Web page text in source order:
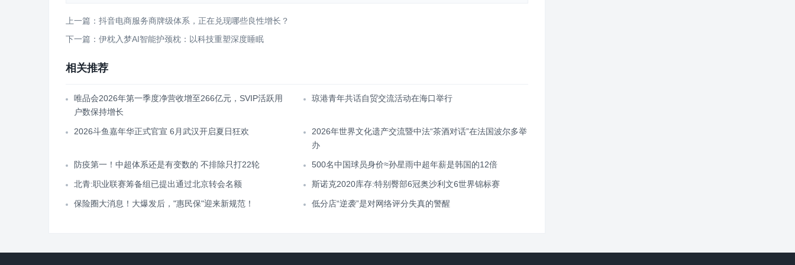
上一篇：抖音电商服务商牌级体系，正在兑现哪些良性增长？
下一篇：伊枕入梦AI智能护颈枕：以科技重塑深度睡眠
相关推荐
唯品会2026年第一季度净营收增至266亿元，SVIP活跃用
户数保持增长
琼港青年共话自贸交流活动在海口举行
2026斗鱼嘉年华正式官宣 6月武汉开启夏日狂欢
2026年世界文化遗产交流暨中法“茶酒对话”在法国波尔多举
办
防疫第一！中超体系还是有变数的 不排除只打22轮 500名中国球员身价≈孙星雨中超年薪是韩国的12倍
北青:职业联赛筹备组已提出通过北京转会名额 斯诺克2020库存:特别臀部6冠奥沙利文6世界锦标赛
保险圈大消息！大爆发后，"惠民保"迎来新规范！ 低分店“逆袭”是对网络评分失真的警醒